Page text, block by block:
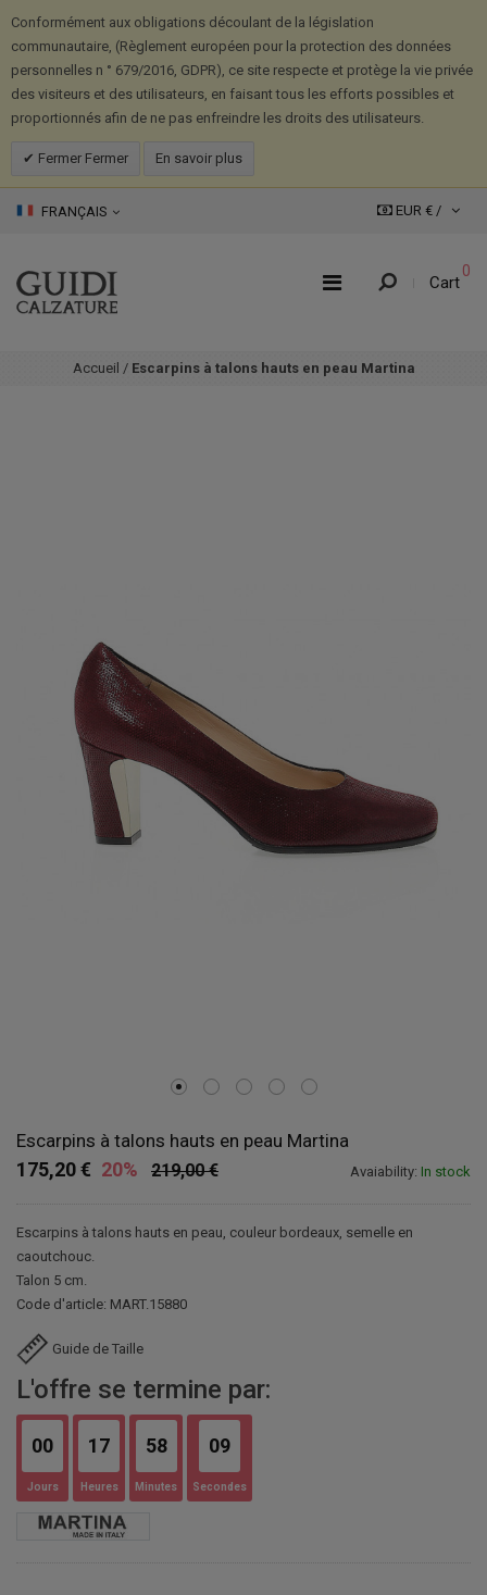
Conformément aux obligations découlant de la législation
communautaire, (Règlement européen pour la protection des données
personnelles n ° 679/2016, GDPR), ce site respecte et protège la vie privée
des visiteurs et des utilisateurs, en faisant tous les efforts possibles et
proportionnés afin de ne pas enfreindre les droits des utilisateurs.
Fermer Fermer En savoir plus
FRANÇAIS EUR € /
Cart
0
Accueil / Escarpins à talons hauts en peau Martina
Escarpins à talons hauts en peau Martina
Avaiability: In stock
219,00 €
175,20 € 20%
Escarpins à talons hauts en peau, couleur bordeaux, semelle en
caoutchouc.
Talon 5 cm.
Code d'article: MART.15880
Guide de Taille
L'offre se termine par:
00
Jours
17
Heures
58
Minutes
08
Secondes